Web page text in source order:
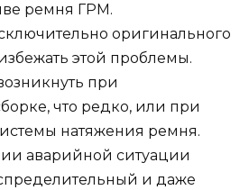
ремня ГРМ.
оригинального
этой проблемы.
при
что редко, или при
натяжения ремня.
аварийной ситуации
и даже